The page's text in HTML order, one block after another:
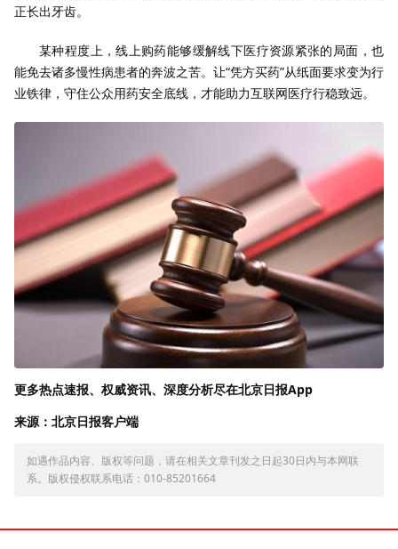
正长出牙齿。
某种程度上，线上购药能够缓解线下医疗资源紧张的局面，也
能免去诸多慢性病患者的奔波之苦。让“凭方买药”从纸面要求变为行
业铁律，守住公众用药安全底线，才能助力互联网医疗行稳致远。
更多热点速报、权威资讯、深度分析尽在北京日报App
来源：北京日报客户端
如遇作品内容、版权等问题，请在相关文章刊发之日起30日内与本网联
系。版权侵权联系电话：010-85201664